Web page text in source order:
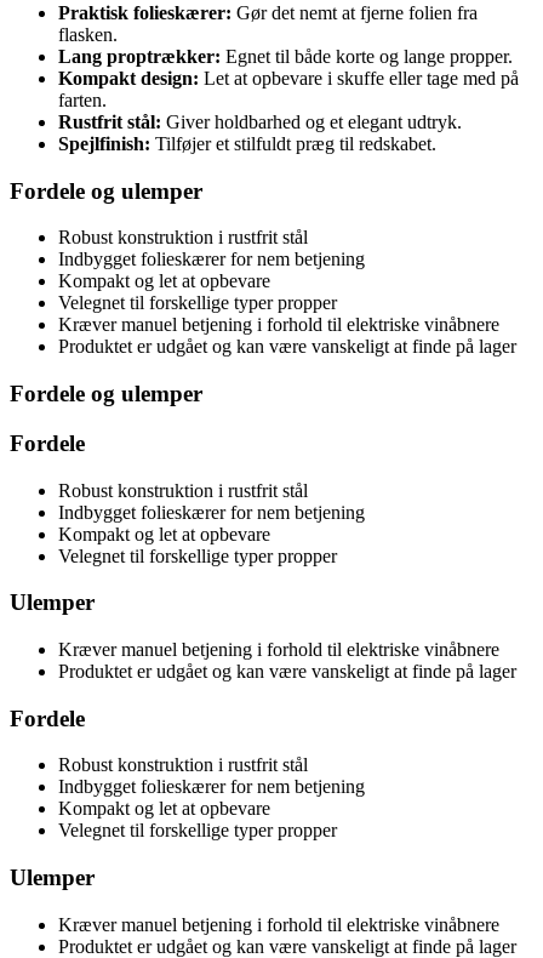
Praktisk folieskærer: Gør det nemt at fjerne folien fra
flasken.
Lang proptrækker: Egnet til både korte og lange propper.
Kompakt design: Let at opbevare i skuffe eller tage med på
farten.
Rustfrit stål: Giver holdbarhed og et elegant udtryk.
Spejlfinish: Tilføjer et stilfuldt præg til redskabet.
Fordele og ulemper
Robust konstruktion i rustfrit stål
Indbygget folieskærer for nem betjening
Kompakt og let at opbevare
Velegnet til forskellige typer propper
Kræver manuel betjening i forhold til elektriske vinåbnere
Produktet er udgået og kan være vanskeligt at finde på lager
Fordele og ulemper
Fordele
Robust konstruktion i rustfrit stål
Indbygget folieskærer for nem betjening
Kompakt og let at opbevare
Velegnet til forskellige typer propper
Ulemper
Kræver manuel betjening i forhold til elektriske vinåbnere
Produktet er udgået og kan være vanskeligt at finde på lager
Fordele
Robust konstruktion i rustfrit stål
Indbygget folieskærer for nem betjening
Kompakt og let at opbevare
Velegnet til forskellige typer propper
Ulemper
Kræver manuel betjening i forhold til elektriske vinåbnere
Produktet er udgået og kan være vanskeligt at finde på lager